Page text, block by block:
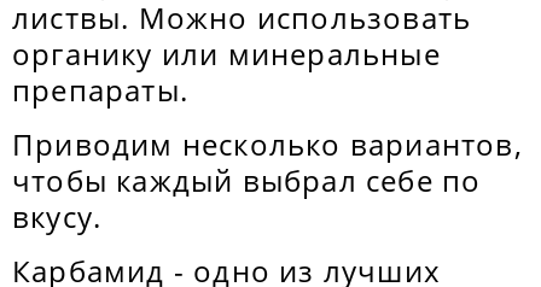
листвы. Можно использовать
органику или минеральные
препараты.
Приводим несколько вариантов,
чтобы каждый выбрал себе по
вкусу.
Карбамид - одно из лучших